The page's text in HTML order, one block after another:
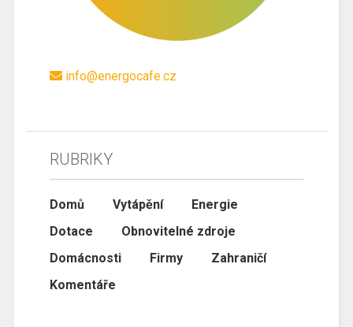
info@energocafe.cz
RUBRIKY
Domů Vytápění
Energie
Dotace
Obnovitelné zdroje
Domácnosti
Firmy
Zahraničí
Komentáře